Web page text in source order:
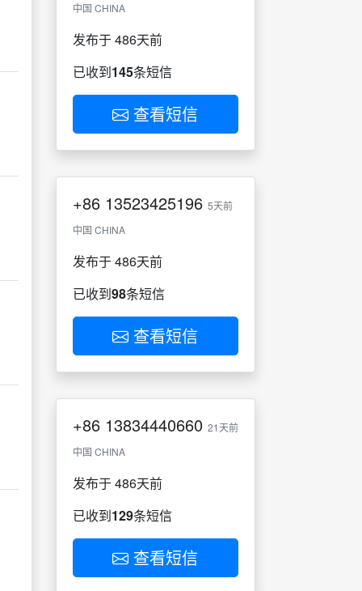
中国 CHINA
发布于 486天前
已收到145条短信
查看短信
+86 13523425196 5天前
中国 CHINA
发布于 486天前
已收到98条短信
查看短信
+86 13834440660 21天前
中国 CHINA
发布于 486天前
已收到129条短信
查看短信